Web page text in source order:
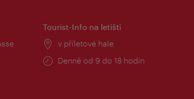
Tourist-Info na letišti
Místo:
v příletové hale
Provozní
Denně od 9 do 18 hodin